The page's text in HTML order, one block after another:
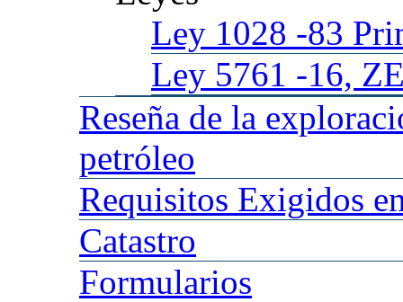
Ley 1028 -83
Ley 5761 -16,
Reseña de la
petróleo
Requisitos Exigidos
Catastro
Formularios